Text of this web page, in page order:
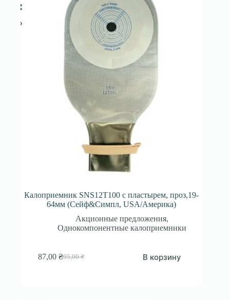
Калоприемник SNS12T100 с пластырем, проз,19-
64мм (Сейф&Симпл, USA/Америка)
Акционные предложения,
Однокомпонентные калоприемники
95,00₴
Первоначальная
87,00 ₴Текущая
В корзину